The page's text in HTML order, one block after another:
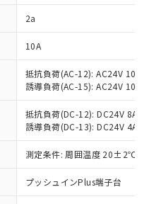
2a
10A
抵抗負荷(AC-12): AC24V 10A/
誘導負荷(AC-15): AC24V
抵抗負荷(DC-12): DC24V 8A/
誘導負荷(DC-13): DC24V 4A/
測定条件: 周囲温度 20±2℃、
プッシュインPlus端子台
だき、同意のうえ
令（10物質）の
提供可能な商品で
（10物質）の非含
替える予定のある
指令（10物質）の
、対応品を出す予